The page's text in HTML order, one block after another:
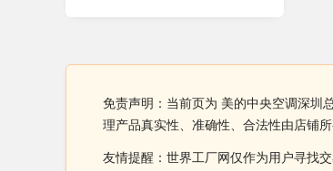
免责声明：当前页为 美的中央空调深圳
理产品真实性、准确性、合法性由店铺
友情提醒：世界工厂网仅作为用户寻找